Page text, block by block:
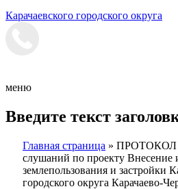
Карачаевского городского округа
меню
Введите текст
Главная страница » ПРОТОКОЛ
слушаний по проекту Внесение
землепользования и застройки
городского округа Карачаево-